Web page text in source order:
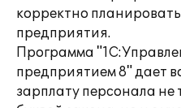
корректно
предприятия.
Программа
предприятием 8" дает
зарплату персонала не